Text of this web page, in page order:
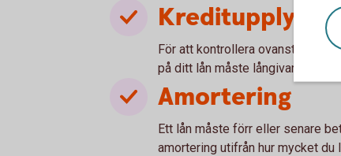
För att kontrollera ovanstående
på ditt lån måste långivaren ta
Amortering
Ett lån måste förr eller senare
amortering utifrån hur mycket du